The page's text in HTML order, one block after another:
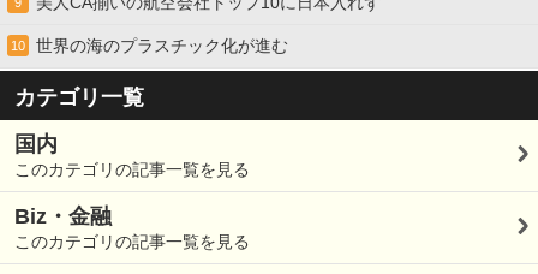
10 世界の海のプラスチック化が進む
カテゴリ一覧
国内
このカテゴリの記事一覧を見る
Biz・金融
このカテゴリの記事一覧を見る